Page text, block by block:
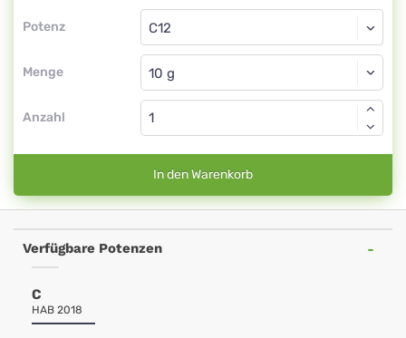
Potenz
Globuli
C12
Menge
Globuli
Anzahl
In den Warenkorb
Verfügbare Potenzen
C
HAB 2018